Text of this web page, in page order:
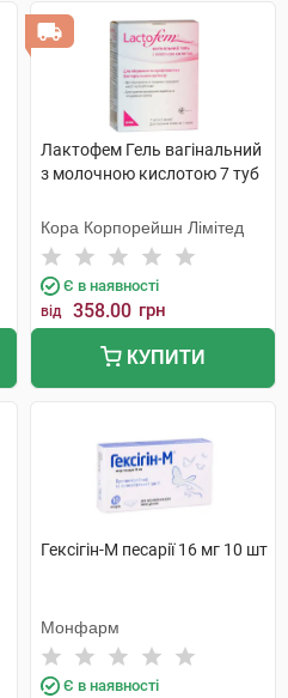
Лактофем Гель вагінальний
з молочною кислотою 7 туб
Кора Корпорейшн Лімітед
Є в наявності
від 358.00 грн
КУПИТИ
Гексігін-М песарії 16 мг 10 шт
Монфарм
Є в наявності